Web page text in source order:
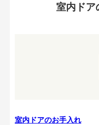
室内ドア
室内ドアのお手入れ